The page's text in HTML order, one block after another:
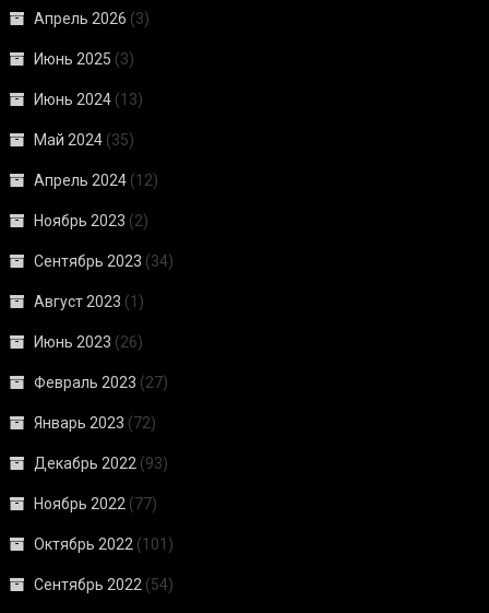
Апрель 2026 (3)
Июнь 2025 (3)
Июнь 2024 (13)
Май 2024 (35)
Апрель 2024 (12)
Ноябрь 2023 (2)
Сентябрь 2023 (34)
Август 2023 (1)
Июнь 2023 (26)
Февраль 2023 (27)
Январь 2023 (72)
Декабрь 2022 (93)
Ноябрь 2022 (77)
Октябрь 2022 (101)
Сентябрь 2022 (54)